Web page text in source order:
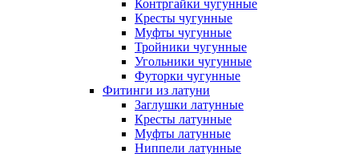
Контргайки чугунные
Кресты чугунные
Муфты чугунные
Тройники чугунные
Угольники чугунные
Футорки чугунные
Фитинги из латуни
Заглушки латунные
Кресты латунные
Муфты латунные
Ниппели латунные